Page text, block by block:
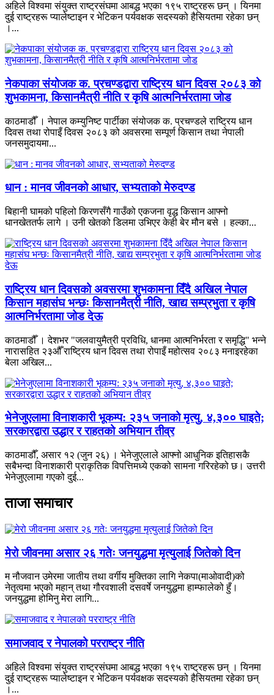
अहिले विश्वमा संयुक्त राष्ट्रसंघमा आबद्ध भएका १९५ राष्ट्रहरू छन् । यिनमा
दुई राष्ट्रहरू प्यालेष्टाइन र भेटिकन पर्यवक्षक सदस्यको हैसियतमा रहेका छन्
।...
नेकपाका संयोजक क. प्रचण्डद्वारा राष्ट्रिय धान दिवस २०८३ को
शुभकामना, किसानमैत्री नीति र कृषि आत्मनिर्भरतामा जोड
काठमाडौँ । नेपाल कम्युनिष्ट पार्टीका संयोजक क. प्रचण्डले राष्ट्रिय धान
दिवस तथा रोपाइँ दिवस २०८३ को अवसरमा सम्पूर्ण किसान तथा नेपाली
जनसमुदायमा...
धान : मानव जीवनको आधार, सभ्यताको मेरुदण्ड
बिहानी घामको पहिलो किरणसँगै गाउँको एकजना वृद्ध किसान आफ्नो
धानखेततर्फ लागे । उनी खेतको डिलमा उभिएर केही बेर मौन बसे । हल्का...
राष्ट्रिय धान दिवसको अवसरमा शुभकामना दिँदै अखिल नेपाल
किसान महासंघ भन्छः किसानमैत्री नीति, खाद्य सम्प्रभुता र कृषि
आत्मनिर्भरतामा जोड देऊ
काठमाडौँ । देशभर "जलवायुमैत्री प्रविधि, धानमा आत्मनिर्भरता र समृद्धि" भन्ने
नारासहित २३औँ राष्ट्रिय धान दिवस तथा रोपाइँ महोत्सव २०८३ मनाइरहेका
बेला अखिल...
भेनेजुएलामा विनाशकारी भूकम्प: २३५ जनाको मृत्यु, ४,३०० घाइते;
सरकारद्वारा उद्धार र राहतको अभियान तीव्र
काठमाडौँ, असार १२ (जुन २६) । भेनेजुएलाले आफ्नो आधुनिक इतिहासकै
सबैभन्दा विनाशकारी प्राकृतिक विपत्तिमध्ये एकको सामना गरिरहेको छ। उत्तरी
भेनेजुएलामा गएको दुई...
ताजा समाचार
मेरो जीवनमा असार २६ गतेः जनयुद्धमा मृत्युलाई जितेको दिन
म नौजवान उमेरमा जातीय तथा वर्गीय मुक्तिका लागि नेकपा(माओवादी)को
नेतृत्वमा भएको महान् तथा गौरवशाली दसवर्षे जनयुद्धमा हाम्फालेको हुँ।
जनयुद्धमा होमिनु मेरा लागि...
समाजवाद र नेपालको परराष्ट्र नीति
अहिले विश्वमा संयुक्त राष्ट्रसंघमा आबद्ध भएका १९५ राष्ट्रहरू छन् । यिनमा
दुई राष्ट्रहरू प्यालेष्टाइन र भेटिकन पर्यवक्षक सदस्यको हैसियतमा रहेका छन्
।...